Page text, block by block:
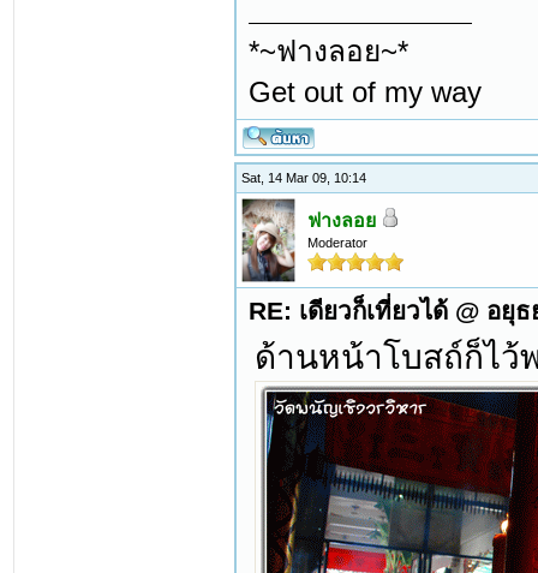
*~ฟางลอย~*
Get out of my way
Sat, 14 Mar 09, 10:14
ฟางลอย
Moderator
RE: เดียวก็เที่ยวได้ @ อยุ
ด้านหน้าโบสถ์ก็ไว้